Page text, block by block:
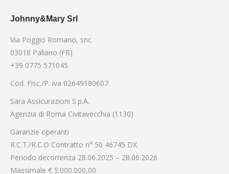
Johnny&Mary Srl
Via Poggio Romano, snc
03018 Paliano (FR)
+39 0775 571045
Cod. Fisc./P. iva 02649180607
Sara Assicurazioni S.p.A.
Agenzia di Roma Civitavecchia (1130)
Garanzie operanti
R.C.T./R.C.O Contratto n° 50 46745 DX
Periodo decorrenza 28.06.2025 – 28.06.2026
Massimale € 5.000.000,00